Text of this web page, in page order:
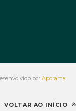
por Aporama
VOLTAR AO INÍCIO